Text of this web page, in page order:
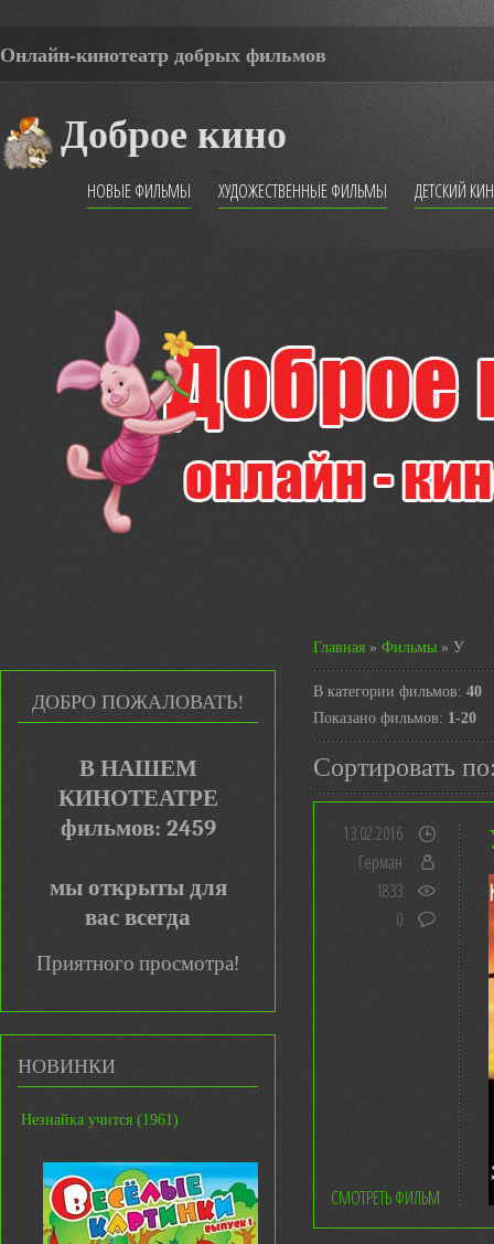
Онлайн-кинотеатр добрых фильмов
Доброе кино
НОВЫЕ ФИЛЬМЫ ХУДОЖЕСТВЕННЫЕ ФИЛЬМЫ ДЕТСКИЙ
ДОБРО ПОЖАЛОВАТЬ!
В НАШЕМ
КИНОТЕАТРЕ
фильмов: 2459
мы открыты для
вас всегда
Приятного просмотра!
НОВИНКИ
Незнайка учится (1961)
Главная » Фильмы » У
В категории фильмов: 40
Показано фильмов: 1-20
Сортировать по
13.02.2016
Герман
1833
0
СМОТРЕТЬ ФИЛЬМ